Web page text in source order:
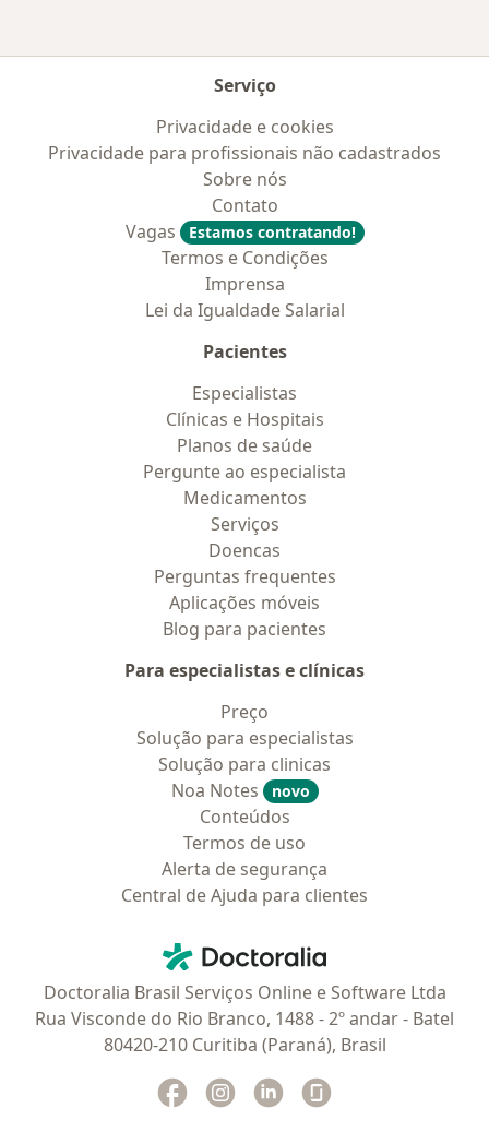
Serviço
Privacidade e cookies
Privacidade para profissionais não cadastrados
Sobre nós
Contato
Vagas
Estamos contratando!
Termos e Condições
Imprensa
Lei da Igualdade Salarial
Pacientes
Especialistas
Clínicas e Hospitais
Planos de saúde
Pergunte ao especialista
Medicamentos
Serviços
Doencas
Perguntas frequentes
Aplicações móveis
Blog para pacientes
Para especialistas e clínicas
Preço
Solução para especialistas
Solução para clinicas
Noa Notes
novo
Conteúdos
Termos de uso
Alerta de segurança
Central de Ajuda para clientes
Doctoralia - Homepage
Doctoralia Brasil Serviços Online e Software Ltda
Rua Visconde do Rio Branco, 1488 - 2º andar - Batel
80420-210 Curitiba (Paraná), Brasil
Facebook
abre num novo separador
Instagram
abre num novo separador
Linkedin
abre num novo